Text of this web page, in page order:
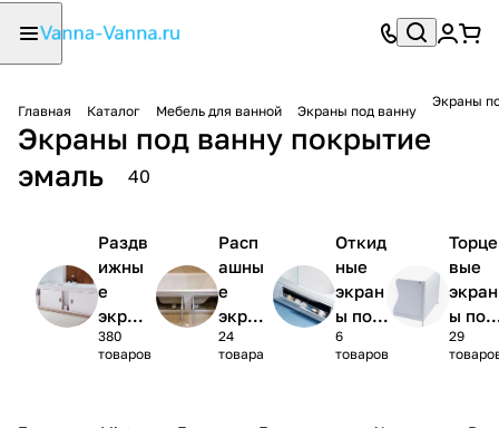
Главная Каталог Мебель для ванной Экраны под ванну
Экраны
Экраны под ванну покрытие
эмаль
40
Раздв
ижны
е
экран
ы под
ванну
380
товаров
Расп
ашны
е
экра
ны
под
24
товара
Откид
ные
экран
ы под
ванну
6
товаров
Торце
вые
экран
ы под
ванну
29